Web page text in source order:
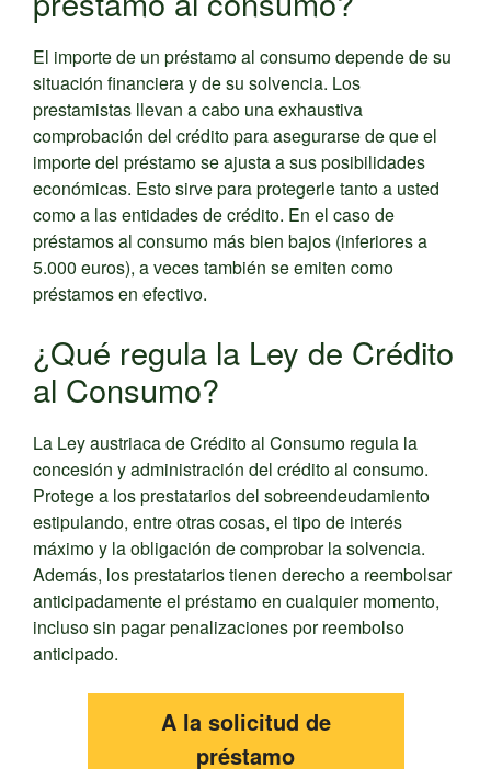
El importe de un préstamo al consumo depende de su
situación financiera y de su solvencia. Los
prestamistas llevan a cabo una exhaustiva
comprobación del crédito para asegurarse de que el
importe del préstamo se ajusta a sus posibilidades
económicas. Esto sirve para protegerle tanto a usted
como a las entidades de crédito. En el caso de
préstamos al consumo más bien bajos (inferiores a
5.000 euros), a veces también se emiten como
préstamos en efectivo.
¿Qué regula la Ley de Crédito
al Consumo?
La Ley austriaca de Crédito al Consumo regula la
concesión y administración del crédito al consumo.
Protege a los prestatarios del sobreendeudamiento
estipulando, entre otras cosas, el tipo de interés
máximo y la obligación de comprobar la solvencia.
Además, los prestatarios tienen derecho a reembolsar
anticipadamente el préstamo en cualquier momento,
incluso sin pagar penalizaciones por reembolso
anticipado.
A la solicitud de
préstamo